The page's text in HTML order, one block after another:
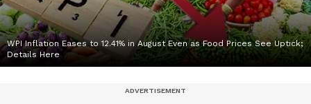
WPI Inflation Eases to 12.41% in August Even as Food Prices See Uptick;
Details Here